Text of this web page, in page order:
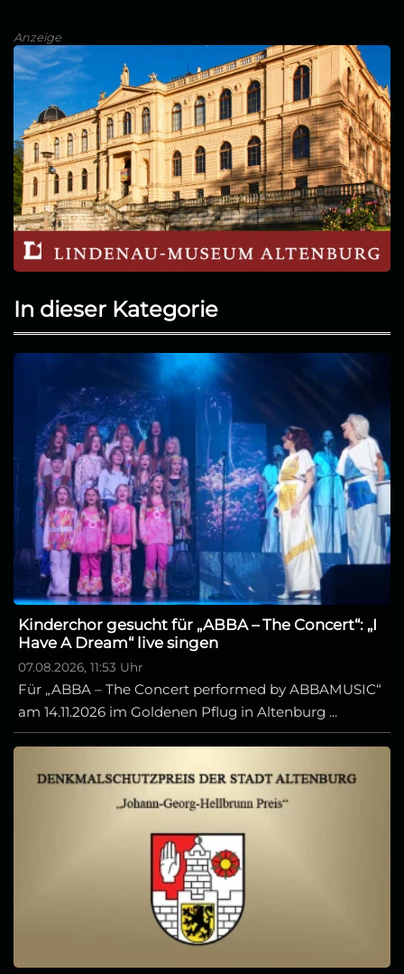
Anzeige
In dieser Kategorie
Kinderchor gesucht für „ABBA – The Concert“: „I
Have A Dream“ live singen
07.08.2026, 11:53 Uhr
Für „ABBA – The Concert performed by ABBAMUSIC“
am 14.11.2026 im Goldenen Pflug in Altenburg ...